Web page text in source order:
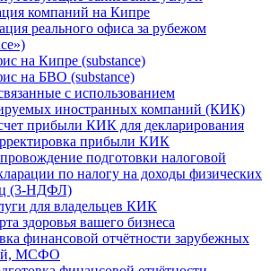
компаний на Кипре
реального офиса за рубежом
на Кипре (substance)
на БВО (substance)
с использованием
иностранных компаний (КИК)
прибыли КИК для декларирования
прибыли КИК
подготовки налоговой
по налогу на доходы физических
(3-НДФЛ)
для владельцев КИК
здоровья вашего бизнеса
финансовой отчётности зарубежных
МСФО